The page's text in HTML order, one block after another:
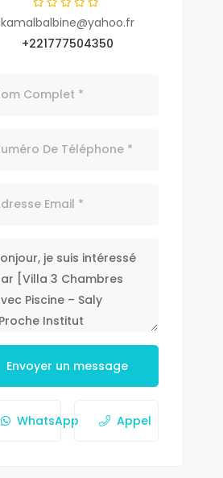
kamalbalbine@yahoo.fr
+221777504350
Envoyer un message
WhatsApp Appel